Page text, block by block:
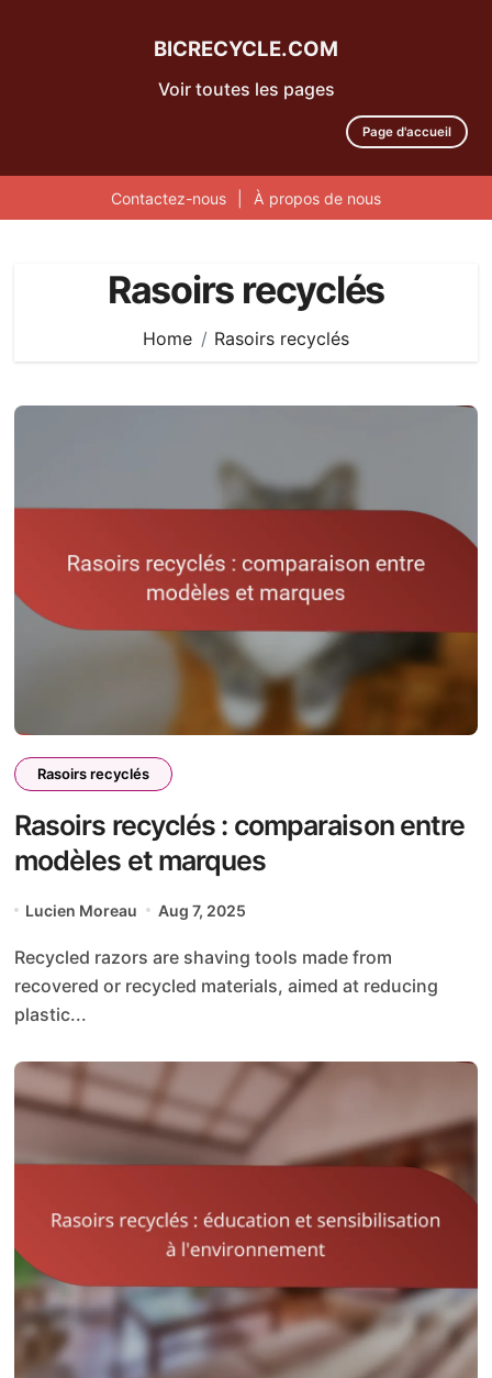
Voir toutes les pages
BICRECYCLE.COM
Page d'accueil
Contactez-nous À propos de nous
Rasoirs recyclés
Home Rasoirs recyclés
Rasoirs recyclés
Rasoirs recyclés : comparaison entre
modèles et marques
Lucien Moreau Aug 7, 2025
Recycled razors are shaving tools made from
recovered or recycled materials, aimed at reducing
plastic...